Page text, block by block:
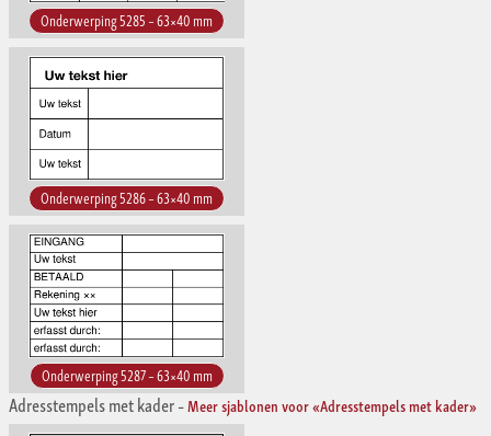
Onderwerping 5285 – 63×40 mm
Onderwerping 5286 – 63×40 mm
Onderwerping 5287 – 63×40 mm
Adresstempels met kader–Meer sjablonen voor «Adresstempels met kader»